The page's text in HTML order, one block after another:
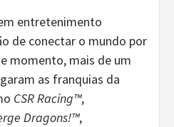
entretenimento
de conectar o mundo por
momento, mais de um
as franquias da
CSR Racing™,
Dragons!™,